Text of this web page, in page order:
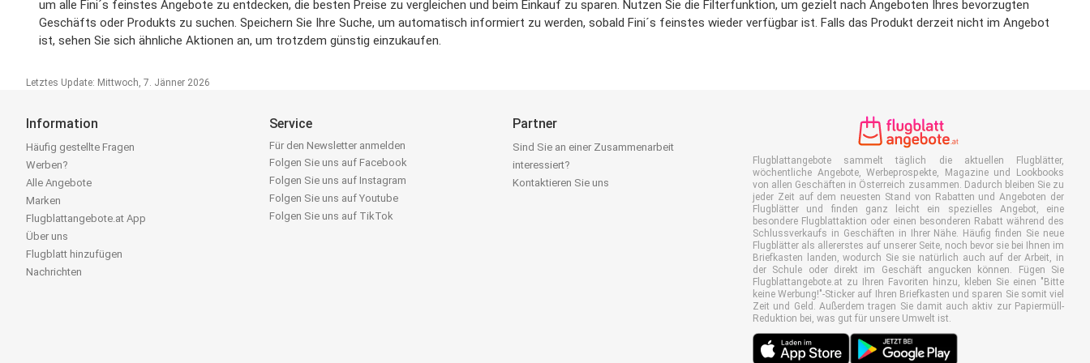
um alle Fini´s feinstes Angebote zu entdecken, die besten Preise zu vergleichen und beim Einkauf zu sparen. Nutzen Sie die Filterfunktion, um gezielt nach Angeboten Ihres bevorzugten
Geschäfts oder Produkts zu suchen. Speichern Sie Ihre Suche, um automatisch informiert zu werden, sobald Fini´s feinstes wieder verfügbar ist. Falls das Produkt derzeit nicht im Angebot
ist, sehen Sie sich ähnliche Aktionen an, um trotzdem günstig einzukaufen.
Letztes Update: Mittwoch, 7. Jänner 2026
Information
Häufig gestellte Fragen
Werben?
Alle Angebote
Marken
Flugblattangebote.at App
Über uns
Flugblatt hinzufügen
Nachrichten
Service
Für den Newsletter anmelden
Folgen Sie uns auf Facebook
Folgen Sie uns auf Instagram
Folgen Sie uns auf Youtube
Folgen Sie uns auf TikTok
Partner
Sind Sie an einer Zusammenarbeit
interessiert?
Kontaktieren Sie uns
Flugblattangebote sammelt täglich die aktuellen Flugblätter,
wöchentliche Angebote, Werbeprospekte, Magazine und Lookbooks
von allen Geschäften in Österreich zusammen. Dadurch bleiben Sie zu
jeder Zeit auf dem neuesten Stand von Rabatten und Angeboten der
Flugblätter und finden ganz leicht ein spezielles Angebot, eine
besondere Flugblattaktion oder einen besonderen Rabatt während des
Schlussverkaufs in Geschäften in Ihrer Nähe. Häufig finden Sie neue
Flugblätter als allererstes auf unserer Seite, noch bevor sie bei Ihnen im
Briefkasten landen, wodurch Sie sie natürlich auch auf der Arbeit, in
der Schule oder direkt im Geschäft angucken können. Fügen Sie
Flugblattangebote.at zu Ihren Favoriten hinzu, kleben Sie einen "Bitte
keine Werbung!"-Sticker auf Ihren Briefkasten und sparen Sie somit viel
Zeit und Geld. Außerdem tragen Sie damit auch aktiv zur Papiermüll-
Reduktion bei, was gut für unsere Umwelt ist.